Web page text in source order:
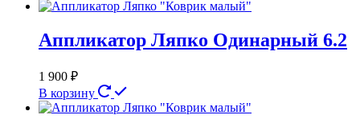
Аппликатор Ляпко Одинарный 6.2
1 900 ₽
В корзину